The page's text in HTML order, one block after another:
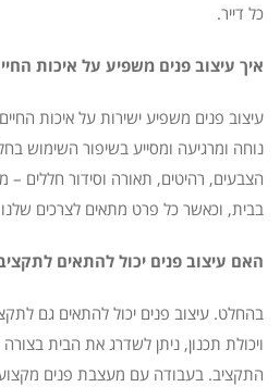
כל דייר.
איך עיצוב פנים משפיע על איכות
עיצוב פנים משפיע ישירות על איכות החיים
נוחה ומרגיעה ומסייע בשיפור השימוש
הצבעים, רהיטים, תאורה וסידור חללים –
בבית, וכאשר כל פרט מתאים לצרכים
האם עיצוב פנים יכול להתאים
בהחלט. עיצוב פנים יכול להתאים גם
ויכולת תכנון, ניתן לשדרג את הבית
התקציב. בעבודה עם מעצבת פנים